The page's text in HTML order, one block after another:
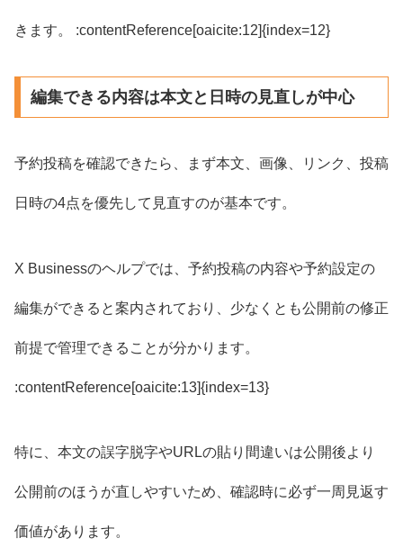
きます。 :contentReference[oaicite:12]{index=12}
編集できる内容は本文と日時の見直しが中心
予約投稿を確認できたら、まず本文、画像、リンク、投稿
日時の4点を優先して見直すのが基本です。
X Businessのヘルプでは、予約投稿の内容や予約設定の
編集ができると案内されており、少なくとも公開前の修正
前提で管理できることが分かります。
:contentReference[oaicite:13]{index=13}
特に、本文の誤字脱字やURLの貼り間違いは公開後より
公開前のほうが直しやすいため、確認時に必ず一周見返す
価値があります。